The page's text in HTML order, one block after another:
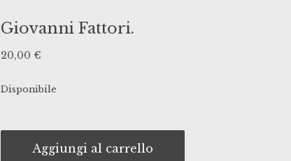
Giovanni Fattori.
20,00 €
Disponibile
Aggiungi al carrello